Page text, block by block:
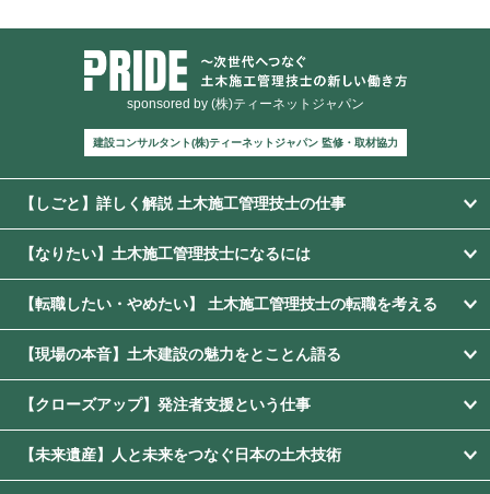
sponsored by (株)ティーネットジャパン
建設コンサルタント(株)ティーネットジャパン 監修・取材協力
【しごと】詳しく解説 土木施工管理技士の仕事
【なりたい】土木施工管理技士になるには
【転職したい・やめたい】 土木施工管理技士の転職を考える
【現場の本音】土木建設の魅力をとことん語る
【クローズアップ】発注者支援という仕事
【未来遺産】人と未来をつなぐ日本の土木技術